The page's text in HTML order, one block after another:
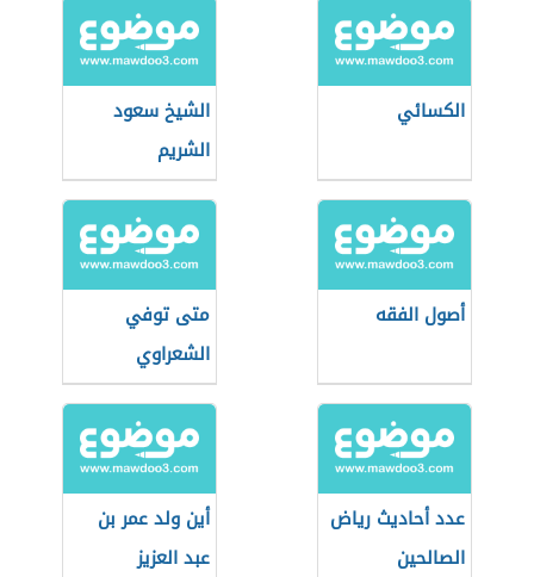
الكسائي
الشيخ سعود
الشريم
أصول الفقه
متى توفي
الشعراوي
عدد أحاديث رياض
الصالحين
أين ولد عمر بن
عبد العزيز